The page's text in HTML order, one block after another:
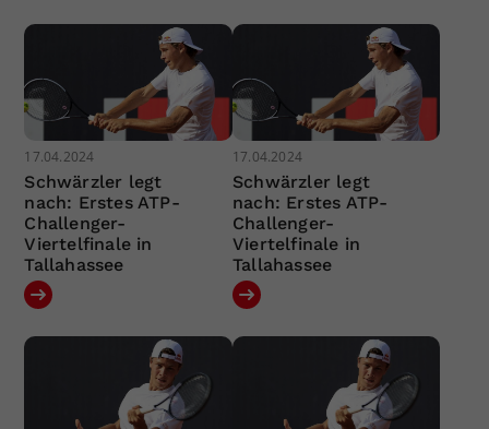
17.04.2024
Schwärzler legt
nach: Erstes ATP-
Challenger-
Viertelfinale in
Tallahassee
17.04.2024
Schwärzler legt
nach: Erstes ATP-
Challenger-
Viertelfinale in
Tallahassee